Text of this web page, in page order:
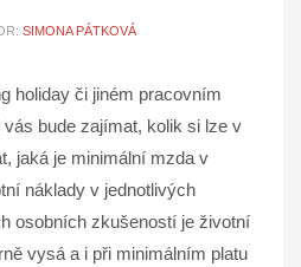
SIMONA PÁTKOVÁ
holiday či jiném pracovním
bude zajímat, kolik si lze v
jaká je minimální mzda v
náklady v jednotlivých
osobních zkušeností je životní
vysá a i při minimálním platu